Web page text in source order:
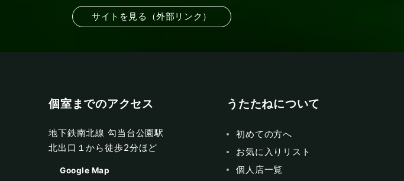
サイトを見る（外部リンク）
個室までのアクセス
地下鉄南北線 勾当台公園駅
北出口１から徒歩2分ほど
Google Map
うたたねについて
初めての方へ
お気に入りリスト
個人店一覧